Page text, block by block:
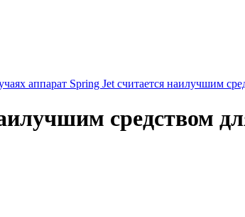
аппарат Spring Jet считается наилучшим
средством